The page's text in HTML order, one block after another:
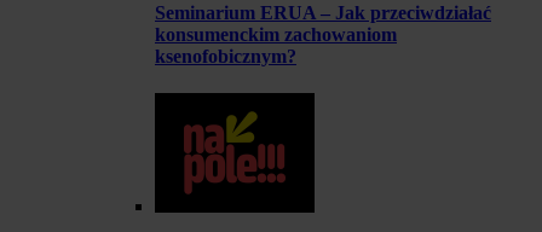
Seminarium ERUA – Jak przeciwdziałać
konsumenckim zachowaniom
ksenofobicznym?